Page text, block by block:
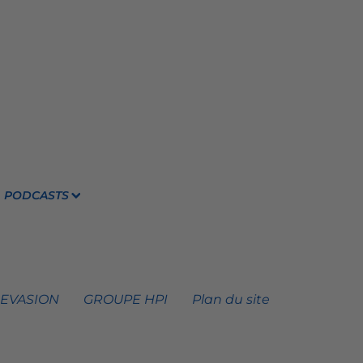
PODCASTS
GROUPE HPI Plan du site